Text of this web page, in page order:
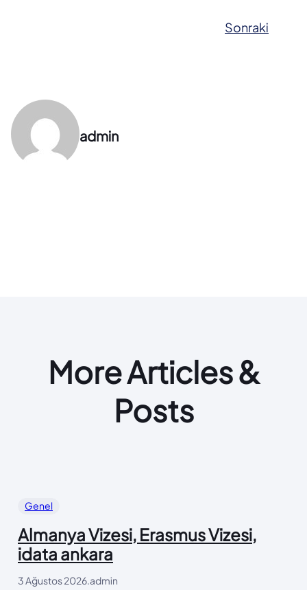
Sonraki
admin
More Articles &
Posts
Genel
Almanya Vizesi, Erasmus Vizesi,
idata ankara
3 Ağustos 2026.admin